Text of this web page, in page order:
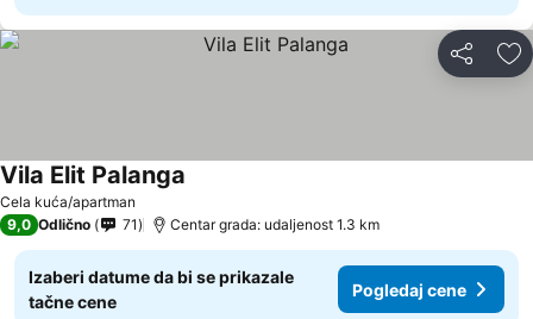
Deli
Cela kuća/apartman
Vila Elit Palanga
9,0 Odlično 71 Centar grada: udaljenost 1.3 km
Izaberi datume da bi se prikazale
tačne cene
Pogledaj cene